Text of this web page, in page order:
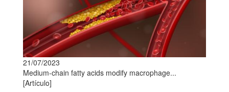
21/07/2023
Medium‑chain fatty acids modify macrophage...
[Artículo]